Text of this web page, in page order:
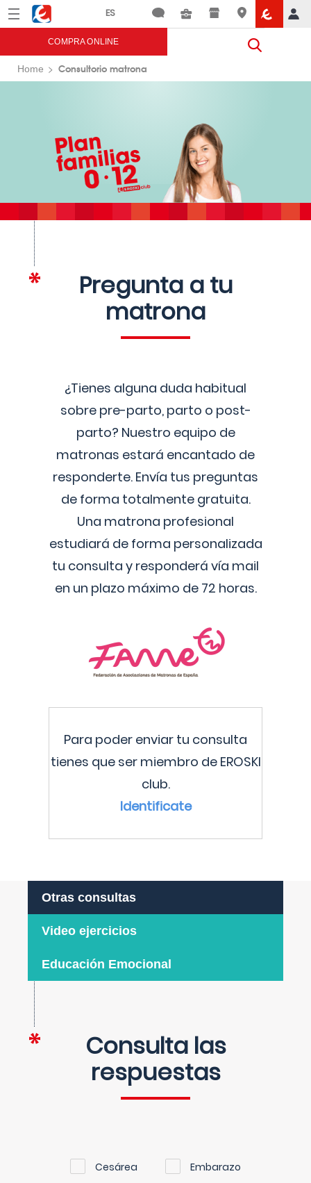
Menú Eroski
COMPRA ONLINE
Home Consultorio matrona
Pregunta a tu
matrona
¿Tienes alguna duda habitual
sobre pre-parto, parto o post-
parto? Nuestro equipo de
matronas estará encantado de
responderte. Envía tus preguntas
de forma totalmente gratuita.
Una matrona profesional
estudiará de forma personalizada
tu consulta y responderá vía mail
en un plazo máximo de 72 horas.
Para poder enviar tu consulta
tienes que ser miembro de EROSKI
club.
Identificate
Otras consultas
Video ejercicios
Educación Emocional
Consulta las
respuestas
Cesárea Embarazo